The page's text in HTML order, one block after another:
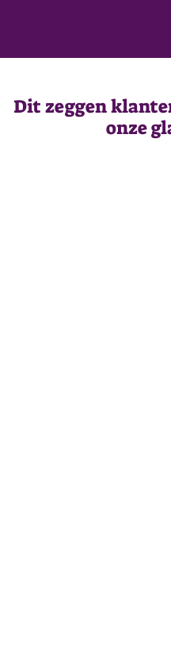
Dit zeggen
onze